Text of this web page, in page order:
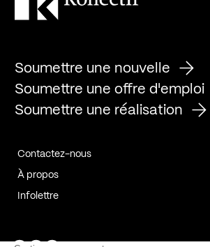
Soumettre une nouvelle
Soumettre une offre d'emploi
Soumettre une réalisation
Contactez-nous
À propos
Infolettre